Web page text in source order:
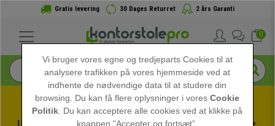
Gratis levering 30 Dages Returret 2 års Garanti
0
Udnyt sommerudsalget hos kontorstolepro! Eksklusive
Vi bruger vores egne og tredjeparts Cookies til at
analysere trafikken på vores hjemmeside ved at
indhente de nødvendige data til at studere din
browsing. Du kan få flere oplysninger i voresCookie
Politik . Du kan acceptere alle cookies ved at klikke på
knappen ”Accepter og fortsæt”.